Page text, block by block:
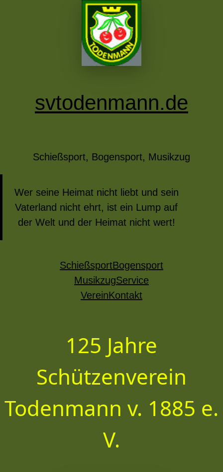
svtodenmann.de
Schießsport, Bogensport, Musikzug
Wer seine Heimat nicht liebt und sein
Vaterland nicht ehrt, ist ein Lump auf
der Welt und der Heimat nicht wert!
SchießsportBogensport
MusikzugService
VereinKontakt
125 Jahre
Schützenverein
Todenmann v. 1885 e.
V.